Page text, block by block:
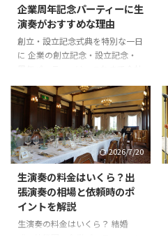
企業周年記念パーティーに生
演奏がおすすめな理由
創立・設立記念式典を特別な一日
に 企業の創立記念・設立記念・
様・取引先へ感謝を伝える大切な
節目です。 「せっかくの周年記
念だから、印象に残る演出をした
い。」 そんな担当者様におすす
めなのが、プロによる生演奏で
す。 〜周年パーティーに生演奏が
選ばれる理由〜 ホテルや宴会場
で開催される周年記念式典では、
会場の雰囲気づくりが成功のポイ
ントになります。 ジャズやポップ
2026/7/20
生演奏の料金はいくら？出
張演奏の相場と依頼時のポ
イントを解説
生演奏の料金はいくら？ 結婚